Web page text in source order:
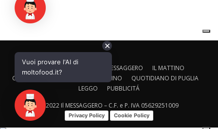
CALTAGIRONE EDITORE IL MESSAGGERO
IL MATTINO
CORRIERE ADRIATICO
IL GAZZETTINO
QUOTIDIANO DI PUGLIA
LEGGO
PUBBLICITÁ
© 2022 Il MESSAGGERO – C.F. e P. IVA 05629251009
Privacy Policy Cookie Policy
✕
Vuoi provare l'AI di
moltofood.it?